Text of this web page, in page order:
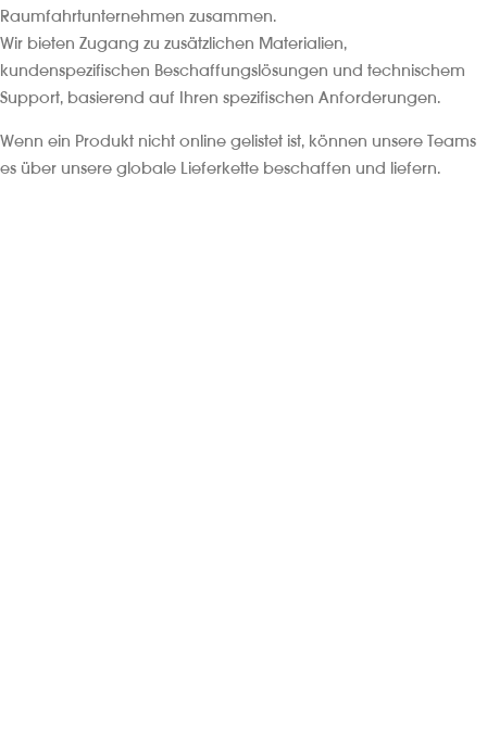
Raumfahrtunternehmen zusammen.
Wir bieten Zugang zu zusätzlichen Materialien,
kundenspezifischen Beschaffungslösungen und technischem
Support, basierend auf Ihren spezifischen Anforderungen.
Wenn ein Produkt nicht online gelistet ist, können unsere Teams
es über unsere globale Lieferkette beschaffen und liefern.